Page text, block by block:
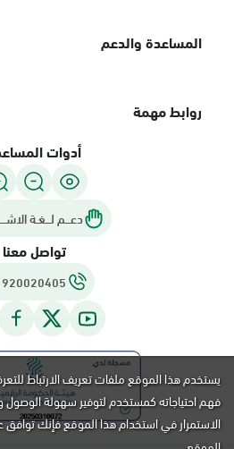
المساعدة والدعم
روابط مهمة
أدوات
دعـــم لـــغـة
تواصل معنا
920020405
يستخدم هذا الموقع ملفات تعريف الارتباط
فهم احتياجاته كمستخدم لتوفير سهولة
الاستمرار في استخدام هذا الموقع فإنك